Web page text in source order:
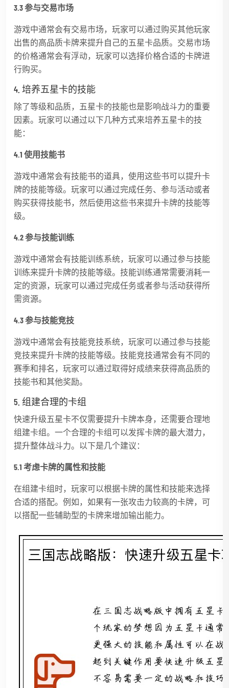
3.3 参与交易市场
游戏中通常会有交易市场，玩家可以通过购买其他玩家
出售的高品质卡牌来提升自己的五星卡品质。交易市场
的价格通常会有浮动，玩家可以选择价格合适的卡牌进
行购买。
4. 培养五星卡的技能
除了等级和品质，五星卡的技能也是影响战斗力的重要
因素。玩家可以通过以下几种方式来培养五星卡的技
能：
4.1 使用技能书
游戏中通常会有技能书的道具，使用这些书可以提升卡
牌的技能等级。玩家可以通过完成任务、参与活动或者
购买获得技能书，然后使用这些书来提升卡牌的技能等
级。
4.2 参与技能训练
游戏中通常会有技能训练系统，玩家可以通过参与技能
训练来提升卡牌的技能等级。技能训练通常需要消耗一
定的资源，玩家可以通过完成任务或者参与活动获得所
需资源。
4.3 参与技能竞技
游戏中通常会有技能竞技系统，玩家可以通过参与技能
竞技来提升卡牌的技能等级。技能竞技通常会有不同的
赛季和排名，玩家可以通过取得好成绩来获得高品质的
技能书和其他奖励。
5. 组建合理的卡组
快速升级五星卡不仅需要提升卡牌本身，还需要合理地
组建卡组。一个合理的卡组可以发挥卡牌的最大潜力，
提升整体战斗力。以下是几个建议：
5.1 考虑卡牌的属性和技能
在组建卡组时，玩家可以根据卡牌的属性和技能来选择
合适的搭配。例如，如果有一张攻击力较高的卡牌，可
以搭配一些辅助型的卡牌来增加输出能力。